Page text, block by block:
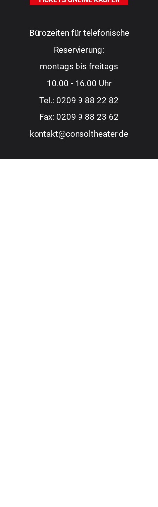
Bürozeiten für telefonische
Reservierung:
montags bis freitags
10.00 - 16.00 Uhr
Tel.: 0209 9 88 22 82
Fax: 0209 9 88 23 62
kontakt@consoltheater.de